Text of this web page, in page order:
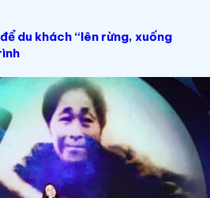
du khách “lên rừng, xuống